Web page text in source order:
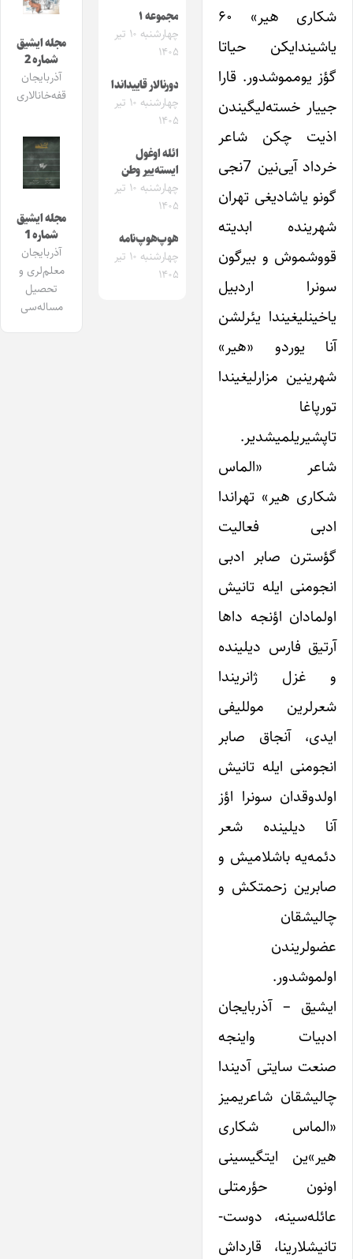
شکاری هیر» ۶۰
یاشیندایکن حیاتا
گؤز یومموشدور. قارا
جییار خسته‌لیگیندن
اذیت چکن شاعر
خرداد آیی‌نین 7نجی
گونو یاشادیغی تهران
شهرینده ابدیته
قووشموش و بیرگون
سونرا اردبیل
یاخینلیغیندا یئرلشن
آنا یوردو «هیر»
شهرینین مزارلیغیندا
تورپاغا
تاپشیریلمیشدیر.
شاعر «الماس
شکاری هیر» تهراندا
ادبی فعالیت
گؤسترن صابر ادبی
انجومنی ایله تانیش
اولمادان اؤنجه داها
آرتیق فارس دیلینده
و غزل ژانریندا
شعرلرین موللیفی
ایدی، آنجاق صابر
انجومنی ایله تانیش
اولدوقدان سونرا اؤز
آنا دیلینده شعر
دئمه‌یه باشلامیش و
صابرین زحمتکش و
چالیشقان
عضولریندن
اولموشدور.
ایشیق – آذربایجان
ادبیات واینجه
صنعت سایتی آدیندا
چالیشقان شاعریمیز
«الماس شکاری
هیر»ین ایتگیسینی
اونون حؤرمتلی
عائله‌سینه، دوست-
تانیشلارینا، قارداش
مجموعه ۱
چهارشنبه ۱۰ تیر
۱۴۰۵
دورنالار قاییداندا
چهارشنبه ۱۰ تیر
۱۴۰۵
ائله اوغول
ایسته‌ییر وطن
چهارشنبه ۱۰ تیر
۱۴۰۵
هوپ‌هوپ‌نامه
چهارشنبه ۱۰ تیر
۱۴۰۵
مجله ایشیق
شماره 2
آذربایجان
قفه‌خانالاری
مجله ایشیق
شماره 1
آذربایجان
معلم‌لری و
تحصیل
مساله‌سی